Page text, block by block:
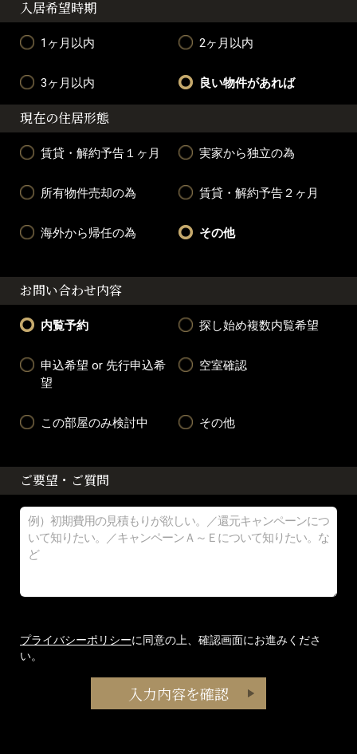
入居希望時期
1ヶ月以内 2ヶ月以内
3ヶ月以内 良い物件があれば
現在の住居形態
賃貸・解約予告１ヶ月 実家から独立の為
所有物件売却の為 賃貸・解約予告２ヶ月
海外から帰任の為 その他
お問い合わせ内容
内覧予約 探し始め複数内覧希望
申込希望 or 先行申込希
望
空室確認
この部屋のみ検討中 その他
ご要望・ご質問
プライバシーポリシーに同意の上、確認画面にお進みくださ
い。